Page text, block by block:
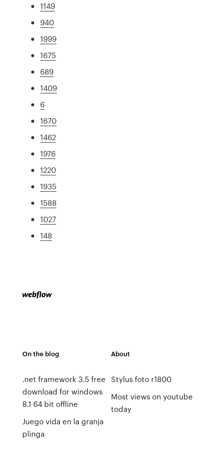
1149
940
1999
1675
689
1409
6
1670
1462
1976
1220
1935
1588
1027
148
On the blog
.net framework 3.5 free
download for windows
8.1 64 bit offline
Juego vida en la granja
plinga
About
Stylus foto r1800
Most views on youtube
today